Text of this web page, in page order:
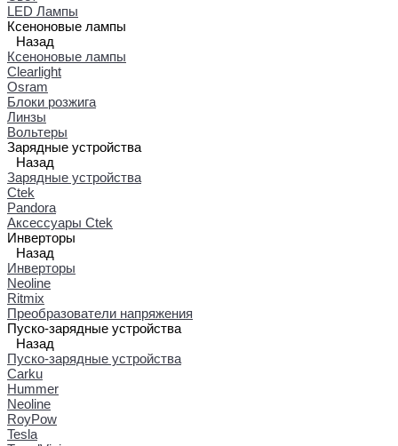
LED Лампы
Ксеноновые лампы
Назад
Ксеноновые лампы
Clearlight
Osram
Блоки розжига
Линзы
Вольтеры
Зарядные устройства
Назад
Зарядные устройства
Ctek
Pandora
Аксессуары Ctek
Инверторы
Назад
Инверторы
Neoline
Ritmix
Преобразователи напряжения
Пуско-зарядные устройства
Назад
Пуско-зарядные устройства
Carku
Hummer
Neoline
RoyPow
Tesla